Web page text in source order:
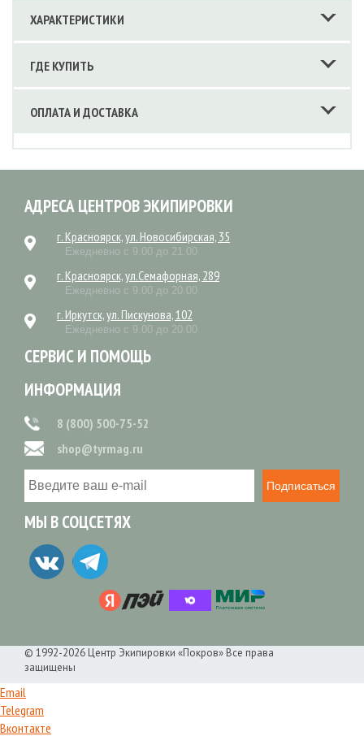
ХАРАКТЕРИСТИКИ
ГДЕ КУПИТЬ
ОПЛАТА И ДОСТАВКА
АДРЕСА ЦЕНТРОВ ЭКИПИРОВКИ
г. Красноярск, ул. Новосибирская, 35
Ежедневно с 9.00 до 21.00
г. Красноярск, ул.Семафорная, 289
Ежедневно с 9.00 до 20.00
г. Иркутск, ул. Пискунова, 102
Ежедневно с 9.00 до 20.00
СЕРВИС И ПОМОЩЬ
ИНФОРМАЦИЯ
8 (800) 500-75-52
shop@tyrmag.ru
Подписаться
МЫ В СОЦСЕТЯХ
© 1992-2026 Центр Экипировки «Покров» Все права
защищены
Email
Telegram
Вконтакте